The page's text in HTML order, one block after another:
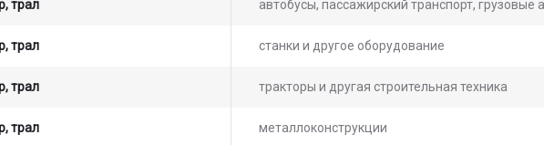
трал автобусы, пассажирский транспорт, грузовые
трал станки и другое оборудование
трал тракторы и другая строительная техника
трал металлоконструкции